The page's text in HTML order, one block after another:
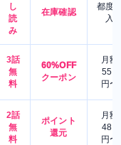
し
読
み
在庫確認
都度
入
3話
無
料
60%OFF
クーポン
月額
550
円〜
2話
無
料
ポイント
還元
月額
480
円〜